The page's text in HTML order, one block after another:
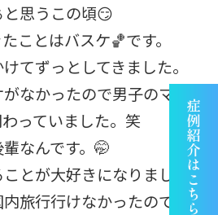
思うこの頃😏
ことはバスケ🏀です。
てずっとしてきました。
なかったので男子のマネー
っていました。笑
なんです。🤭
とが大好きになりました！
旅行行けなかったのです